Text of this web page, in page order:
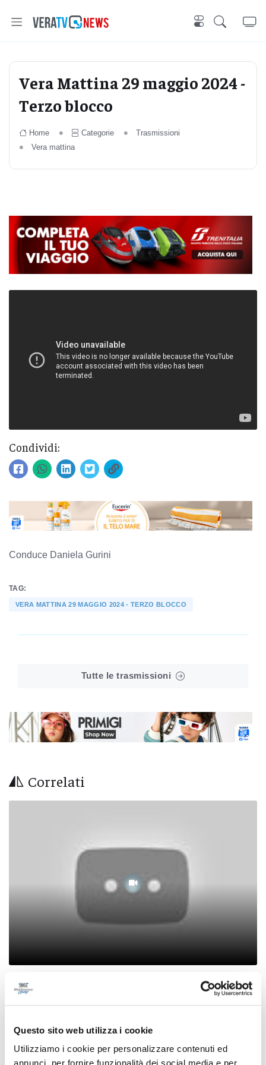
Questo sito web utilizza i cookie
Utilizziamo i cookie per personalizzare contenuti ed
Vera Mattina 29 maggio 2024 -
Terzo blocco
Home Categorie
Trasmissioni
Vera mattina
Condividi:
Conduce Daniela Gurini
TAG:
VERA MATTINA 29 MAGGIO 2024 - TERZO BLOCCO
Tutte le trasmissioni
Correlati
Vera Mattina - 28 marzo 2024